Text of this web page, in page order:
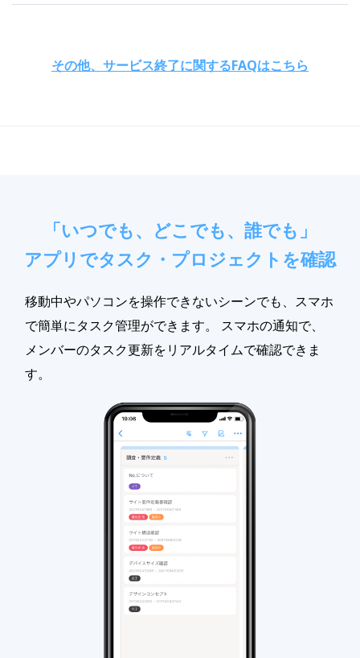
その他、サービス終了に関するFAQはこちら
「いつでも、どこでも、誰でも」
アプリでタスク・プロジェクトを確認
移動中やパソコンを操作できないシーンでも、スマホ
で簡単にタスク管理ができます。 スマホの通知で、
メンバーのタスク更新をリアルタイムで確認できま
す。